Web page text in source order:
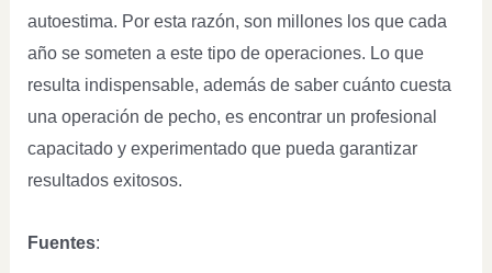
autoestima. Por esta razón, son millones los que cada
año se someten a este tipo de operaciones. Lo que
resulta indispensable, además de saber cuánto cuesta
una operación de pecho, es encontrar un profesional
capacitado y experimentado que pueda garantizar
resultados exitosos.
Fuentes: